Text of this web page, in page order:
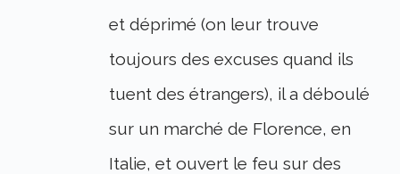
et déprimé (on leur trouve
toujours des excuses quand ils
tuent des étrangers), il a déboulé
sur un marché de Florence, en
Italie, et ouvert le feu sur des